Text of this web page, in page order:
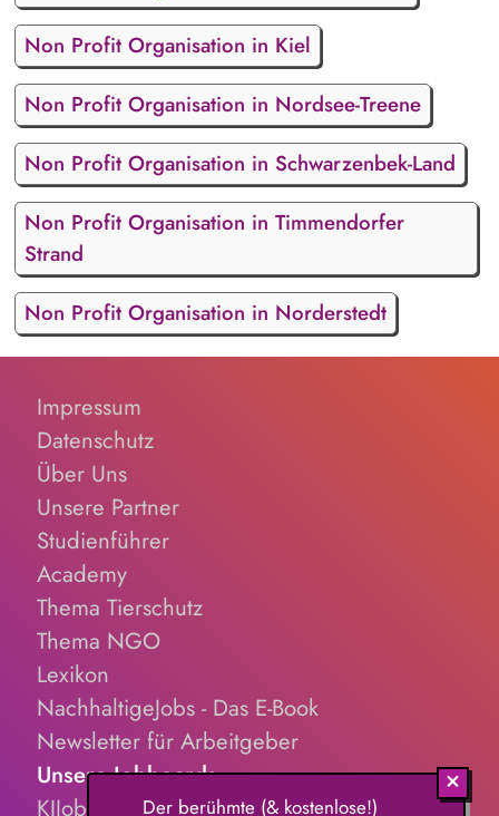
Non Profit Organisation in Kiel
Non Profit Organisation in Nordsee-Treene
Non Profit Organisation in Schwarzenbek-Land
Non Profit Organisation in Timmendorfer
Strand
Non Profit Organisation in Norderstedt
Impressum
Datenschutz
Über Uns
Unsere Partner
Studienführer
Academy
Thema Tierschutz
Thema NGO
Lexikon
NachhaltigeJobs - Das E-Book
Newsletter für Arbeitgeber
Unsere Jobboards
KIJobs.de
Der berühmte (& kostenlose!)